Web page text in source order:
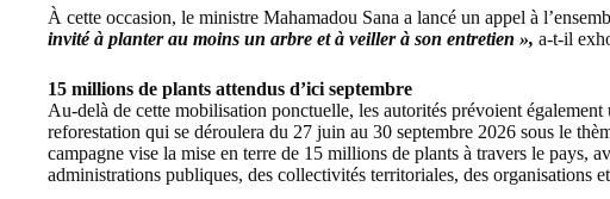
À cette occasion, le ministre Mahamadou Sana a lancé un appel à
invité à planter au moins un arbre et à veiller à son entretien », a-t-il
15 millions de plants attendus d’ici septembre
Au-delà de cette mobilisation ponctuelle, les autorités prévoient également
reforestation qui se déroulera du 27 juin au 30 septembre 2026 sous le
campagne vise la mise en terre de 15 millions de plants à travers le pays,
administrations publiques, des collectivités territoriales, des organisations